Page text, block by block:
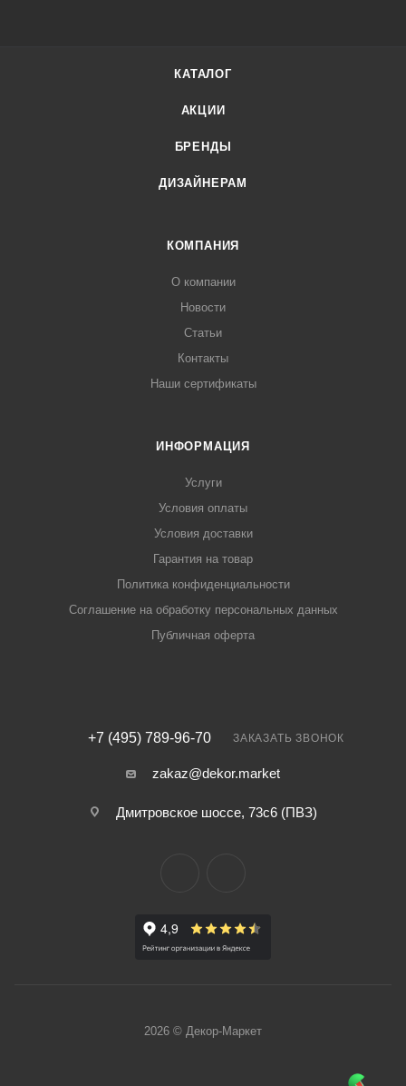
КАТАЛОГ
АКЦИИ
БРЕНДЫ
ДИЗАЙНЕРАМ
КОМПАНИЯ
О компании
Новости
Статьи
Контакты
Наши сертификаты
ИНФОРМАЦИЯ
Услуги
Условия оплаты
Условия доставки
Гарантия на товар
Политика конфиденциальности
Соглашение на обработку персональных данных
Публичная оферта
+7 (495) 789-96-70 ЗАКАЗАТЬ ЗВОНОК
zakaz@dekor.market
Дмитровское шоссе, 73с6 (ПВЗ)
2026 © Декор-Маркет